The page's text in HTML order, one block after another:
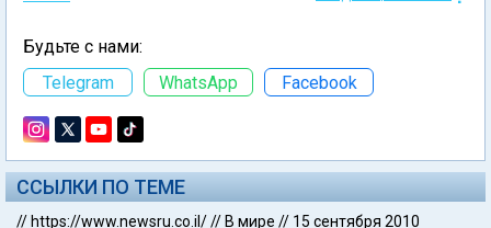
Будьте с нами:
Telegram
WhatsApp Facebook
ССЫЛКИ ПО ТЕМЕ
// https://www.newsru.co.il/// В мире // 15 сентября 2010